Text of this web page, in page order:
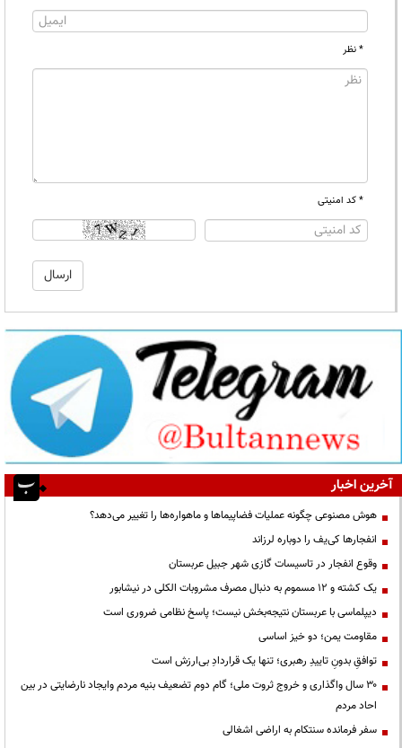
* نظر
* کد امنیتی
آخرین اخبار
هوش مصنوعی چگونه عملیات فضاپیماها و ماهواره‌ها را تغییر می‌دهد؟
انفجارها کی‌یف را دوباره لرزاند
وقوع انفجار در تاسیسات گازی شهر جبیل عربستان
یک کشته و ۱۲ مسموم به دنبال مصرف مشروبات الکلی در نیشابور
دیپلماسی با عربستان نتیجه‌بخش نیست؛ پاسخ نظامی ضروری است
مقاومت یمن؛ دو خیز اساسی
توافقِ بدونِ تاییدِ رهبری؛ تنها یک قراردادِ بی‌ارزش است
۳۰ سال واگذاری و خروج ثروت ملی؛ گام دوم تضعیف بنیه مردم وایجاد نارضایتی در بین
احاد مردم
سفر فرمانده سنتکام به اراضی اشغالی